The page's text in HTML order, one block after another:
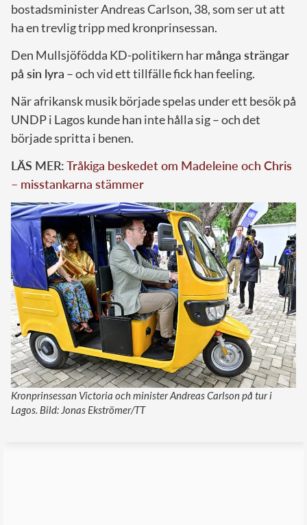
bostadsminister Andreas Carlson, 38, som ser ut att
ha en trevlig tripp med kronprinsessan.
Den Mullsjöfödda KD-politikern harmånga strängar
på sin lyra – och vid ett tillfälle fick han feeling.
När afrikansk musik började spelas under ett besök på
UNDP i Lagos kunde han inte hålla sig – och det
började spritta i benen.
LÄS MER:Tråkiga beskedet om Madeleine och Chris
– misstankarna stämmer
Kronprinsessan Victoria och minister Andreas Carlson på tur i
Lagos. Bild: Jonas Ekströmer/TT